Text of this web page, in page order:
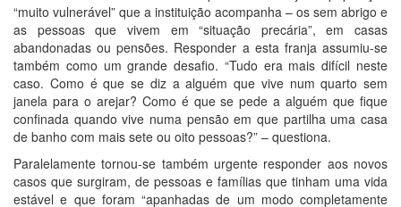
“muito vulnerável” que a instituição acompanha – os sem abrigo e
as pessoas que vivem em “situação precária”, em casas
abandonadas ou pensões. Responder a esta franja assumiu-se
também como um grande desafio. “Tudo era mais difícil neste
caso. Como é que se diz a alguém que vive num quarto sem
janela para o arejar? Como é que se pede a alguém que fique
confinada quando vive numa pensão em que partilha uma casa
de banho com mais sete ou oito pessoas?” – questiona.
Paralelamente tornou-se também urgente responder aos novos
casos que surgiram, de pessoas e famílias que tinham uma vida
estável e que foram “apanhadas de um modo completamente